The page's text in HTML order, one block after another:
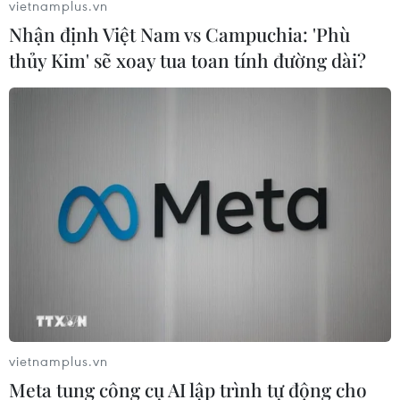
nhiều thời gian để tìm giải pháp giảm bớt tác
động của tình trạng “bão giá” tới người dân.
của các ứng cử viên trúng cử trong cuộc bầu cử Thượng viện,
vietnamplus.vn
Nhận định Việt Nam vs Campuchia: 'Phù
thủy Kim' sẽ xoay tua toan tính đường dài?
vietnamplus.vn
Meta tung công cụ AI lập trình tự động cho